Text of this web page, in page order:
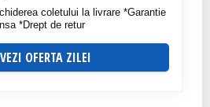
coletului la livrare *Garantie
*Drept de retur
VEZI OFERTA ZILEI